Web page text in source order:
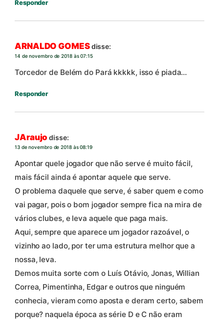
Responder
ARNALDO GOMESdisse:
14 de novembro de 2018 às 07:15
Torcedor de Belém do Pará kkkkk, isso é piada…
Responder
JAraujo disse:
13 de novembro de 2018 às 08:19
Apontar quele jogador que não serve é muito fácil,
mais fácil ainda é apontar aquele que serve.
O problema daquele que serve, é saber quem e como
vai pagar, pois o bom jogador sempre fica na mira de
vários clubes, e leva aquele que paga mais.
Aqui, sempre que aparece um jogador razoável, o
vizinho ao lado, por ter uma estrutura melhor que a
nossa, leva.
Demos muita sorte com o Luís Otávio, Jonas, Willian
Correa, Pimentinha, Edgar e outros que ninguém
conhecia, vieram como aposta e deram certo, sabem
porque? naquela época as série D e C não eram